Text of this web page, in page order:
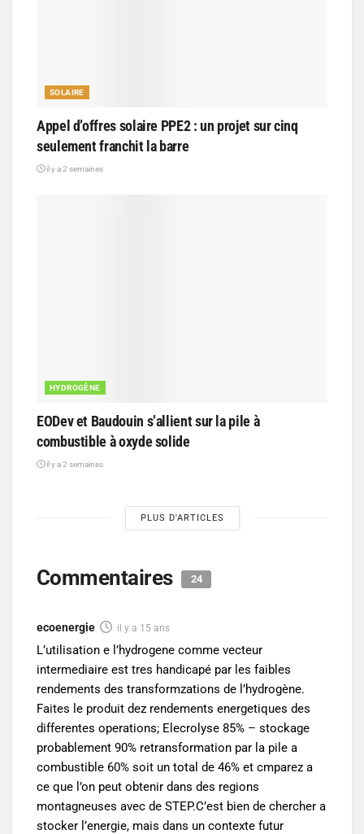
SOLAIRE
Appel d’offres solaire PPE2 : un projet sur cinq
seulement franchit la barre
il y a 2 semaines
HYDROGÈNE
EODev et Baudouin s’allient sur la pile à
combustible à oxyde solide
il y a 2 semaines
PLUS D'ARTICLES
Commentaires 24
ecoenergie il y a 15 ans
L’utilisation e l’hydrogene comme vecteur
intermediaire est tres handicapé par les faibles
rendements des transformzations de l’hydrogène.
Faites le produit dez rendements energetiques des
differentes operations; Elecrolyse 85% – stockage
probablement 90% retransformation par la pile a
combustible 60% soit un total de 46% et cmparez a
ce que l’on peut obtenir dans des regions
montagneuses avec de STEP.C’est bien de chercher a
stocker l’energie, mais dans un contexte futur